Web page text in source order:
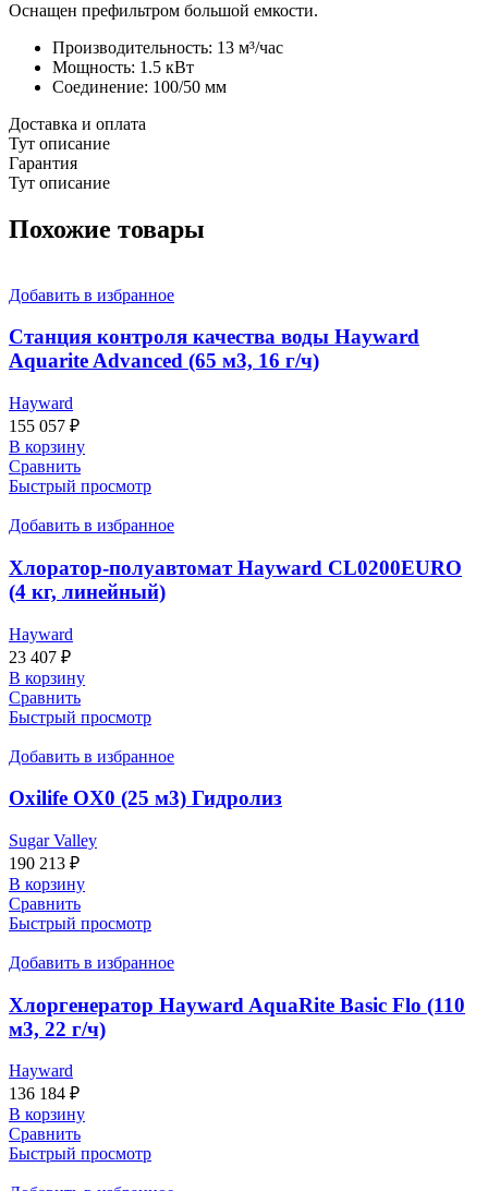
Оснащен префильтром большой емкости.
Производительность: 13 м³/час
Мощность: 1.5 кВт
Соединение: 100/50 мм
Доставка и оплата
Тут описание
Гарантия
Тут описание
Похожие товары
Добавить в избранное
Станция контроля качества воды Hayward
Aquarite Advanced (65 м3, 16 г/ч)
Hayward
155 057 ₽
В корзину
Сравнить
Быстрый просмотр
Добавить в избранное
Хлоратор-полуавтомат Hayward CL0200EURO
(4 кг, линейный)
Hayward
23 407 ₽
В корзину
Сравнить
Быстрый просмотр
Добавить в избранное
Oxilife OX0 (25 м3) Гидролиз
Sugar Valley
190 213 ₽
В корзину
Сравнить
Быстрый просмотр
Добавить в избранное
Хлоргенератор Hayward AquaRite Basic Flo (110
м3, 22 г/ч)
Hayward
136 184 ₽
В корзину
Сравнить
Быстрый просмотр